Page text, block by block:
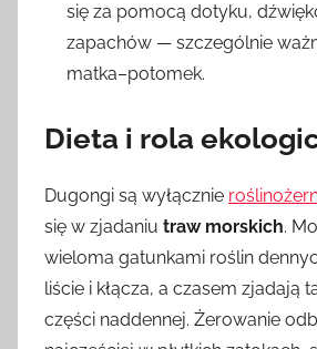
się za pomocą dotyku,
zapachów — szczególnie
matka–potomek.
Dieta i rola
Dugongi są wyłącznie
się w zjadaniu traw morskich.
wieloma gatunkami roślin
liście i kłącza, a czasem zjadają
części naddennej. Żerowanie